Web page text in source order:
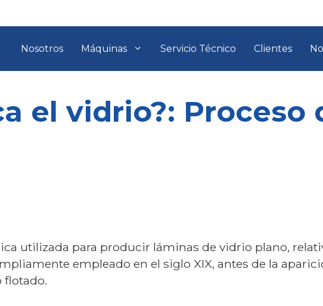
Nosotros Máquinas Servicio Técnico Clientes
el vidrio?: Proceso
utilizada para producir láminas de vidrio plano,
empleado en el siglo XIX, antes de la
flotado.